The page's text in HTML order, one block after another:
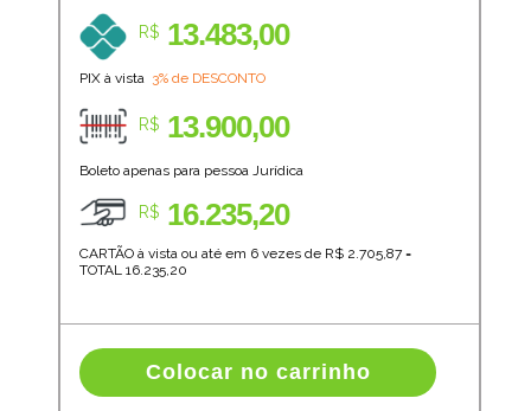
R$ 13.483,00
PIX à vista 3% de DESCONTO
R$ 13.900,00
Boleto apenas para pessoa Jurídica
R$ 16.235,20
CARTÃO à vista ou até em 6 vezes de R$ 2.705,87=
TOTAL 16.235,20
Colocar no carrinho